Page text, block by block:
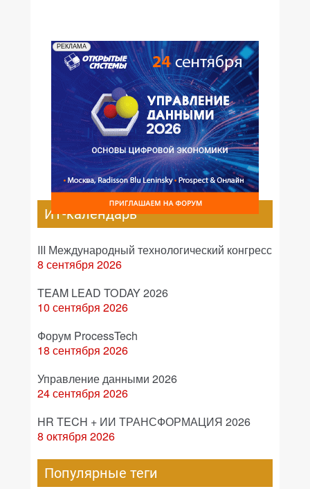
РЕКЛАМА
ИТ-календарь
III Международный технологический конгресс
8 сентября 2026
TEAM LEAD TODAY 2026
10 сентября 2026
Форум ProcessTech
18 сентября 2026
Управление данными 2026
24 сентября 2026
HR TECH + ИИ ТРАНСФОРМАЦИЯ 2026
8 октября 2026
Популярные теги